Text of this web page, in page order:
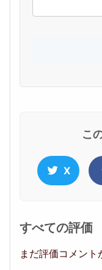
こ
X
すべての評価
まだ評価コメント